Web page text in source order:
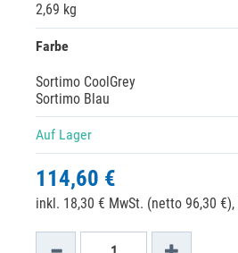
2,69 kg
Farbe
Sortimo CoolGrey
Sortimo Blau
Auf Lager
114,60 €
inkl. 18,30 € MwSt. (netto 96,30 €),